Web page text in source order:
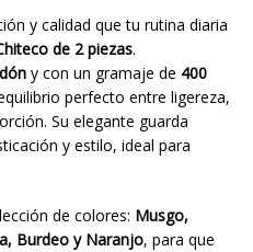
y calidad que tu rutina diaria
de 2 piezas.
y con un gramaje de 400
perfecto entre ligereza,
Su elegante guarda
y estilo, ideal para
de colores: Musgo,
Burdeo y Naranjo, para que